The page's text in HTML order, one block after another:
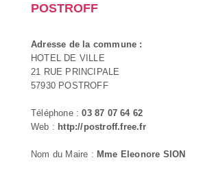
POSTROFF
Adresse de la commune :
HOTEL DE VILLE
21 RUE PRINCIPALE
57930 POSTROFF
Téléphone :03 87 07 64 62
Web : http://postroff.free.fr
Nom du Maire : Mme Eleonore SION